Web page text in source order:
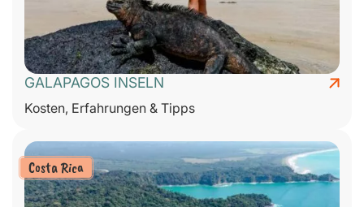
GALAPAGOS INSELN
Kosten, Erfahrungen & Tipps
Costa Rica